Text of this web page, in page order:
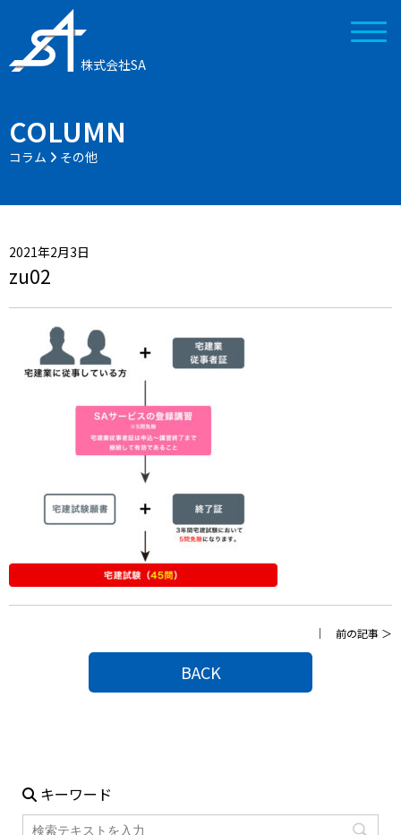
株式会社SA
COLUMN
コラム その他
2021年2月3日
zu02
｜ 前の記事 ＞
BACK
キーワード